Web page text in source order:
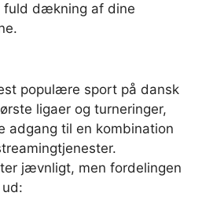
fuld dækning af dine
populære sport på dansk
ligaer og turneringer,
adgang til en kombination
jævnligt, men fordelingen